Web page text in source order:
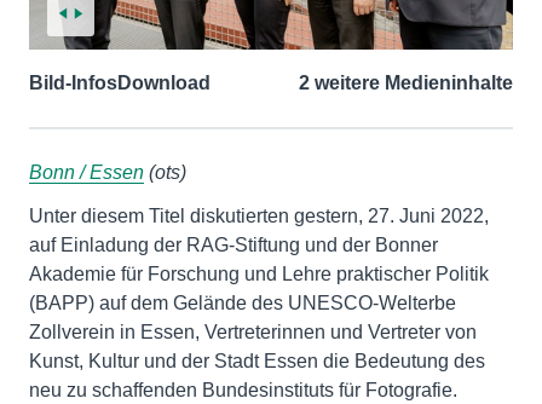
Bild-InfosDownload 2 weitere Medieninhalte
Bonn / Essen (ots)
Unter diesem Titel diskutierten gestern, 27. Juni 2022,
auf Einladung der RAG-Stiftung und der Bonner
Akademie für Forschung und Lehre praktischer Politik
(BAPP) auf dem Gelände des UNESCO-Welterbe
Zollverein in Essen, Vertreterinnen und Vertreter von
Kunst, Kultur und der Stadt Essen die Bedeutung des
neu zu schaffenden Bundesinstituts für Fotografie.